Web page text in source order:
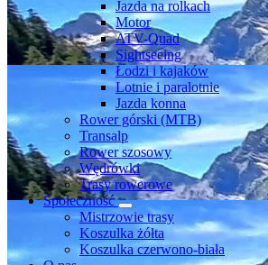
Jazda na rolkach
Motor
ATV-Quad
Sightseeing
Łodzi i kajaków
Lotnie i paralotnie
Jazda konna
Rower górski (MTB)
Transalp
Rower szosowy
Wędrówki
Trasy rowerowe
Społeczność
Mistrzowie trasy
Koszulka żółta
Koszulka czerwono-biała